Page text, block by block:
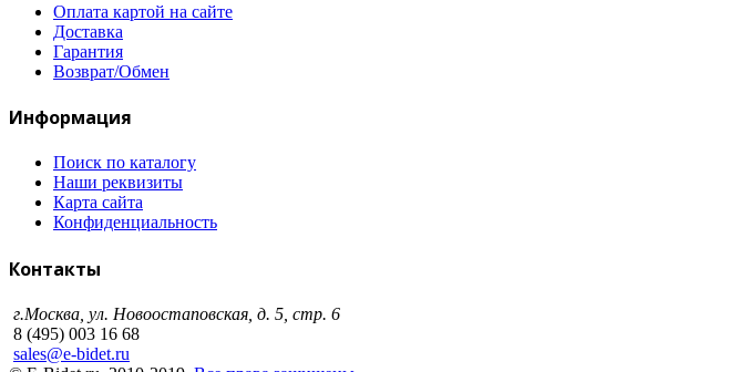
Оплата картой на сайте
Доставка
Гарантия
Возврат/Обмен
Информация
Поиск по каталогу
Наши реквизиты
Карта сайта
Конфиденциальность
Контакты
г.Москва, ул. Новоостаповская, д. 5, стр. 6
8 (495) 003 16 68
sales@e-bidet.ru